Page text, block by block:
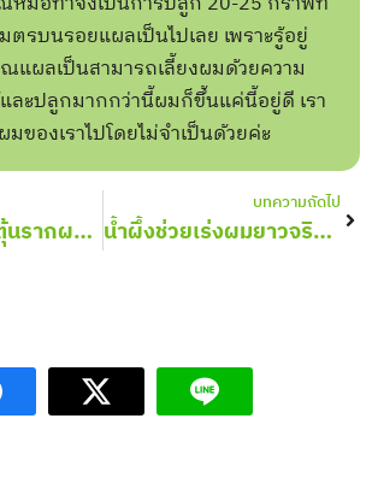
ตรบนรอยแผลเป็นไปเลย เพราะรู้อยู่
ณแผลเป็นสามารถเลี้ยงผมด้วยความ
ละปลูกมากกว่านี้ผมก็ขึ้นแค่นี้อยู่ดี เรา
ของเราไปโดยไม่จำเป็นด้วยค่ะ
นวดศีรษะ กระตุ้นรากผม ลดปัญหาผมร่วงได้จริงไหม
บทความถัดไป
น้ำผึ้งช่วยเร่งผมยาวจริงไหม